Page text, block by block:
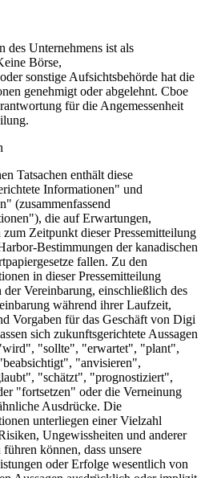
des Unternehmens ist als
Börse,
sonstige Aufsichtsbehörde hat die
genehmigt oder abgelehnt. Cboe
für die Angemessenheit
Tatsachen enthält diese
Informationen" und
(zusammenfassend
die auf Erwartungen,
Zeitpunkt dieser Pressemitteilung
Bestimmungen der kanadischen
fallen. Zu den
in dieser Pressemitteilung
der Vereinbarung, einschließlich des
während ihrer Laufzeit,
Vorgaben für das Geschäft von Digi
sich zukunftsgerichtete Aussagen
"sollte", "erwartet", "plant",
"anvisieren",
"schätzt", "prognostiziert",
"fortsetzen" oder die Verneinung
Ausdrücke. Die
unterliegen einer Vielzahl
Ungewissheiten und anderer
können, dass unsere
oder Erfolge wesentlich von